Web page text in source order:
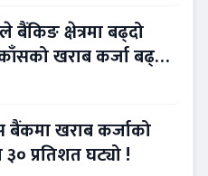
बैंकिङ क्षेत्रमा बढ्दो
खराब कर्जा बढ्दो
बैंकमा खराब कर्जाको
प्रतिशत घट्यो !